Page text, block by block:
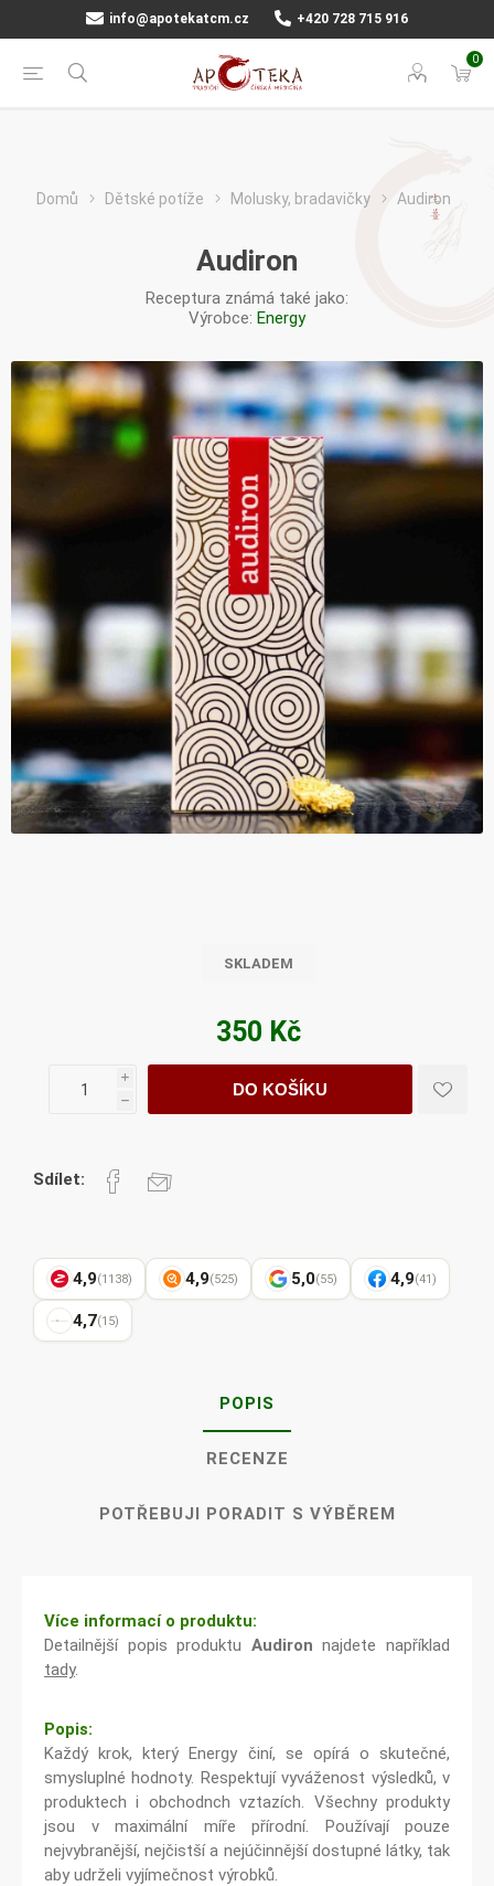
info@apotekatcm.cz +420 728 715 916
0
Domů Dětské potíže Molusky, bradavičky Audiron
Audiron
Receptura známá také jako:
Výrobce: Energy
SKLADEM
350 Kč
i
h
DO KOŠÍKU
Sdílet:
4,9(1138) 4,9(525) 5,0(55) 4,9(41)
4,7(15)
POPIS
RECENZE
POTŘEBUJI PORADIT S VÝBĚREM
Více informací o produktu:
Detailnější popis produktu Audiron najdete například
tady.
Popis:
Každý krok, který Energy činí, se opírá o skutečné,
smysluplné hodnoty. Respektují vyváženost výsledků, v
produktech i obchodnch vztazích. Všechny produkty
jsou v maximální míře přírodní. Používají pouze
nejvybranější, nejčistší a nejúčinnější dostupné látky, tak
aby udrželi vyjímečnost výrobků.